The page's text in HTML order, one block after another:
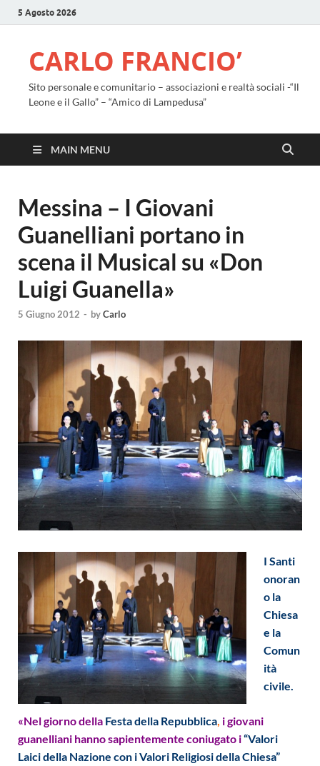
5 Agosto 2026
CARLO FRANCIO’
Sito personale e comunitario – associazioni e realtà sociali -“Il
Leone e il Gallo” – “Amico di Lampedusa”
MAIN MENU
Messina – I Giovani
Guanelliani portano in
scena il Musical su «Don
Luigi Guanella»
5 Giugno 2012 - byCarlo
I Santi
onoran
o la
Chiesa
e la
Comun
ità
civile.
«Nel giorno della Festa della Repubblica, i giovani
guanelliani hanno sapientemente coniugato i“Valori
Laici della Nazione con i Valori Religiosi della Chiesa”